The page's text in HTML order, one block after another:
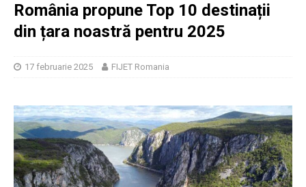
România propune Top 10 destinații
din țara noastră pentru 2025
17 februarie 2025 FIJET Romania